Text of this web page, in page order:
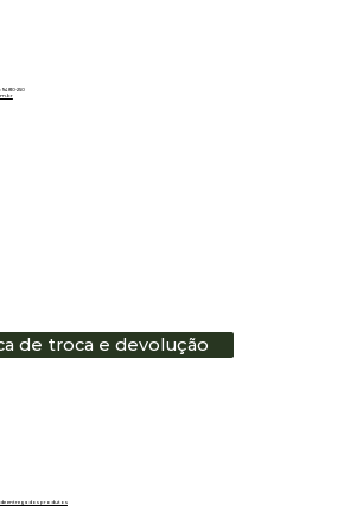
de entrega dos produtos
94810-250
de troca e devolução